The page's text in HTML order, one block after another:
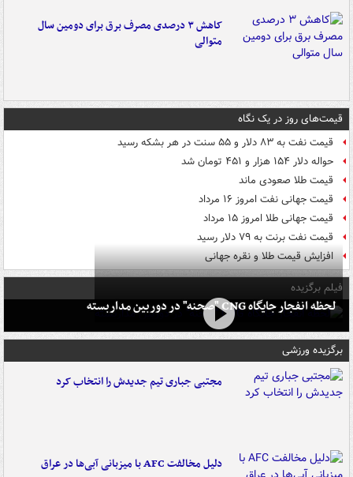
کاهش ۳ درصدی مصرف برق برای دومین سال
متوالی
قیمت‌های روز در یک نگاه
قیمت نفت به ۸۳ دلار و ۵۵ سنت در هر بشکه رسید
حواله دلار ۱۵۴ هزار و ۴۵۱ تومان شد
قیمت طلا صعودی ماند
قیمت جهانی نفت امروز ۱۶ مرداد
قیمت جهانی طلا امروز ۱۵ مرداد
قیمت نفت برنت به ۷۹ دلار رسید
افزایش قیمت طلا و نقره جهانی
فیلم برگزیده
لحظه انفجار جایگاه CNG "صحنه" در دوربین مداربسته
برگزیده ورزشی
مجتبی جباری تیم جدیدش را انتخاب کرد
دلیل مخالفت AFC با میزبانی آبی‌ها در عراق